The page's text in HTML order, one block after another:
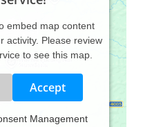
embed map content
activity. Please review
to see this map.
Accept
Management